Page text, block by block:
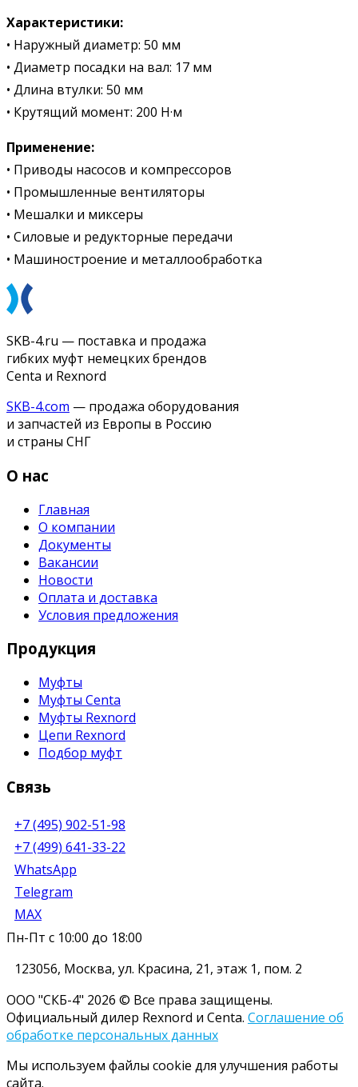
Характеристики:
• Наружный диаметр: 50 мм
• Диаметр посадки на вал: 17 мм
• Длина втулки: 50 мм
• Крутящий момент: 200 Н·м
Применение:
• Приводы насосов и компрессоров
• Промышленные вентиляторы
• Мешалки и миксеры
• Силовые и редукторные передачи
• Машиностроение и металлообработка
SKB-4.ru — поставка и продажа
гибких муфт немецких брендов
Centa и Rexnord
SKB-4.com — продажа оборудования
и запчастей из Европы в Россию
и страны СНГ
О нас
Главная
О компании
Документы
Вакансии
Новости
Оплата и доставка
Условия предложения
Продукция
Муфты
Муфты Centa
Муфты Rexnord
Цепи Rexnord
Подбор муфт
Связь
+7 (495) 902-51-98
+7 (499) 641-33-22
WhatsApp
Telegram
MAX
Пн-Пт с 10:00 до 18:00
123056, Москва, ул. Красина, 21, этаж 1, пом. 2
ООО "СКБ-4" 2026 © Все права защищены.
Официальный дилер Rexnord и Centa. Соглашение об
обработке персональных данных
Мы используем файлы cookie для улучшения работы
сайта.